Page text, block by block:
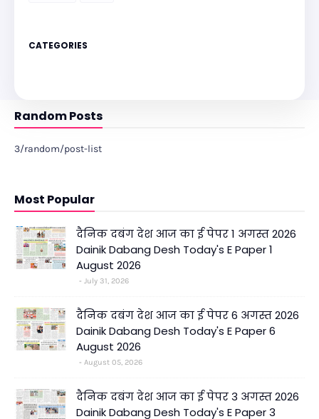
CATEGORIES
Random Posts
3/random/post-list
Most Popular
दैनिक दबंग देश आज का ई पेपर 1 अगस्त 2026
Dainik Dabang Desh Today's E Paper 1
August 2026
July 31, 2026
दैनिक दबंग देश आज का ई पेपर 6 अगस्त 2026
Dainik Dabang Desh Today's E Paper 6
August 2026
August 05, 2026
दैनिक दबंग देश आज का ई पेपर 3 अगस्त 2026
Dainik Dabang Desh Today's E Paper 3